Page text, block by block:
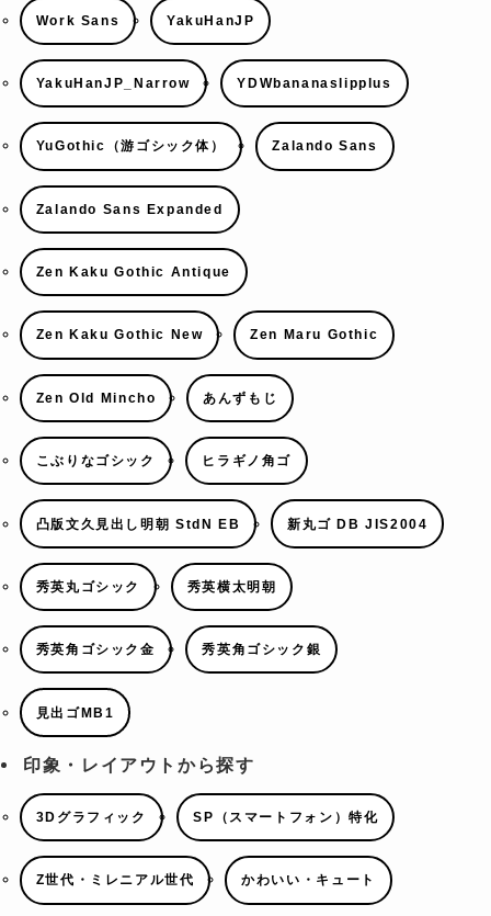
Work Sans YakuHanJP
YakuHanJP_Narrow YDWbananaslipplus
YuGothic（游ゴシック体） Zalando Sans
Zalando Sans Expanded
Zen Kaku Gothic Antique
Zen Kaku Gothic New Zen Maru Gothic
Zen Old Mincho あんずもじ
こぶりなゴシック ヒラギノ角ゴ
凸版文久見出し明朝 StdN EB 新丸ゴ DB JIS2004
秀英丸ゴシック 秀英横太明朝
秀英角ゴシック金 秀英角ゴシック銀
見出ゴMB1
印象・レイアウトから探す
3Dグラフィック SP（スマートフォン）特化
Z世代・ミレニアル世代 かわいい・キュート